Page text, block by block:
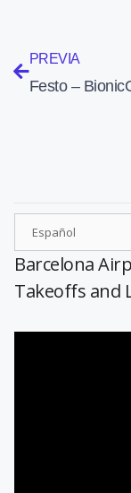
PREVIA
Festo –
Barcelona
Takeoffs and